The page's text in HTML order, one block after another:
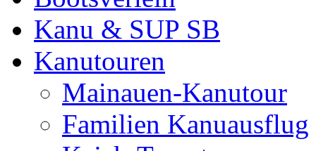
Kanu & SUP SB
Kanutouren
Mainauen-Kanutour
Familien Kanuausflug